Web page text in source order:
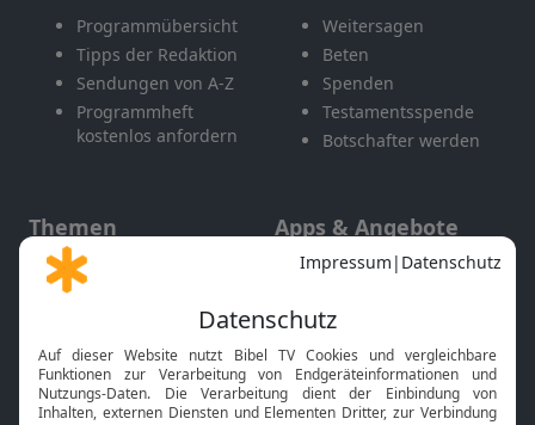
Programmübersicht
Tipps der Redaktion
Sendungen von A-Z
Programmheft
kostenlos anfordern
Weitersagen
Beten
Spenden
Testamentsspende
Botschafter werden
Themen
Gott und Bibel erklärt
Neuigkeiten
Apps & Angebote
Mobile App
Smart TV
HbbTV